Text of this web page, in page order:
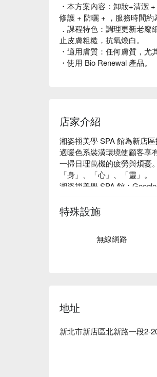
・本方案內容：卸妝+清潔
修護 + 防曬 + ，服務時間約
．課程特色：調理更新老
止皮膚粗糙，抗氧煥白。
・適用膚質：任何膚質，尤
・使用 Bio Renewal 產品。
店家介紹
湘姿祤美學 SPA 館為新店
適暖色系裝潢環境使顧客享
一掃日理萬機的疲勞與煩憂
「身」、「心」、「靈」。
湘姿祤美學 SPA 館：
湘姿祤美學 SPA 館的服務
按摩、全方位撥筋、精油舒
湘姿祤美學 SPA 館預約、
特殊設施
無線網路
地址
新北市新店區北新路一段2-